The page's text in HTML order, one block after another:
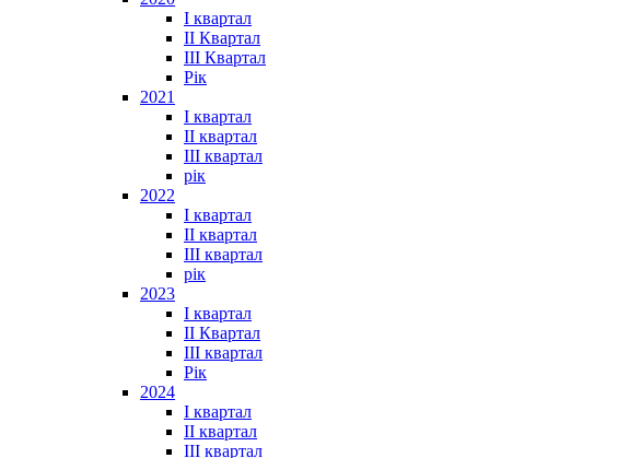
I квартал
II Квартал
III Квартал
Рік
2021
I квартал
II квартал
III квартал
рік
2022
I квартал
II квартал
ІІІ квартал
рік
2023
І квартал
ІІ Квартал
III квартал
Рік
2024
I квартал
II квартал
III квартал